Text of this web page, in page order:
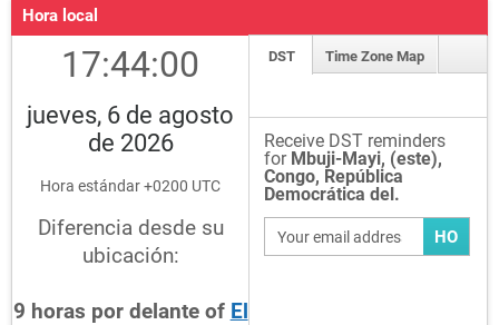
Hora local
17:44:00
jueves, 6 de agosto
de 2026
Hora estándar +0200 UTC
Diferencia desde su
ubicación:
9 horas por delante of El
DST Time Zone Map
Receive DST reminders
for Mbuji-Mayi, (este),
Congo, República
Democrática del.
HO